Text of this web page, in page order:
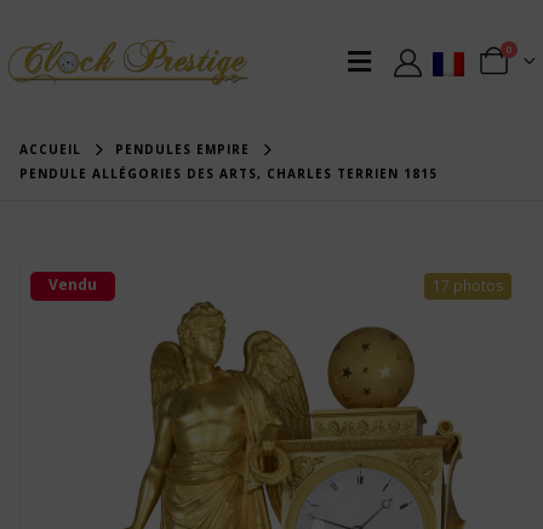
0
ACCUEIL
PENDULES EMPIRE
PENDULE ALLÉGORIES DES ARTS, CHARLES TERRIEN 1815
17 photos
Vendu